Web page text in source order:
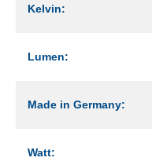
Kelvin:
Lumen:
Made in Germany:
Watt: